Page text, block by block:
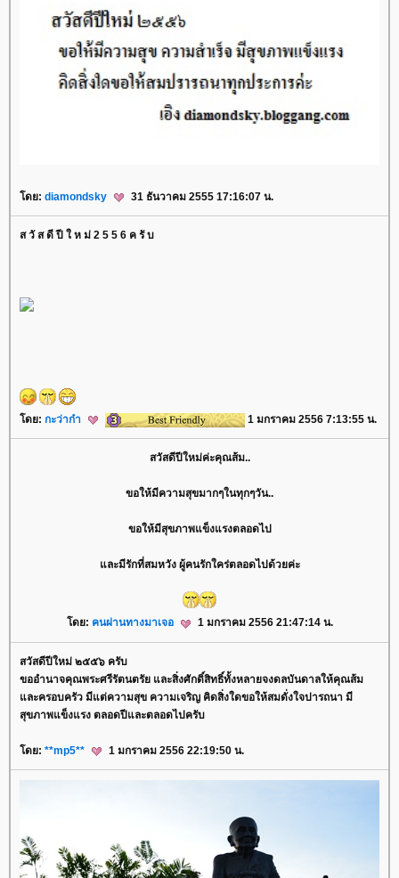
ดย: diamondsky 31 ธันวาคม 2555 17:16:07 น.
ส วั ส ดี ปี ใ ห ม่ 2 5 5 6 ค รั บ
ดย: กะว่าก๋า 1 มกราคม 2556 7:13:55 น.
สวัสดีปีใหม่ค่ะคุณส้ม..
ขอให้มีความสุขมากๆในทุกๆวัน..
ขอให้มีสุขภาพแข็งแรงตลอดไป
ละมีรักที่สมหวัง ผู้คนรักใคร่ตลอดไปด้วยค่ะ
ดย: คนผ่านทางมาเจอ 1 มกราคม 2556 21:47:14 น.
สวัสดีปีใหม่ ๒๕๕๖ ครับ
ขออำนาจคุณพระศรีรัตนตรัย และสิ่งศักดิ์สิทธิ์ทั้งหลายจงดลบันดาลให้คุณส้ม
ละครอบครัว มีแต่ความสุข ความเจริญ คิดสิ่งใดขอให้สมดั่งใจปารถนา มี
สุขภาพแข็งแรง ตลอดปีและตลอดไปครับ
ดย: **mp5** 1 มกราคม 2556 22:19:50 น.